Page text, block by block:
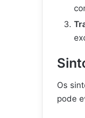
Os
pode